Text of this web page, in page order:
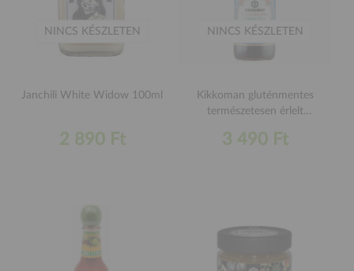
NINCS KÉSZLETEN
Janchili White Widow 100ml
2 890 Ft
NINCS KÉSZLETEN
Kikkoman gluténmentes
természetesen érlelt
3 490 Ft